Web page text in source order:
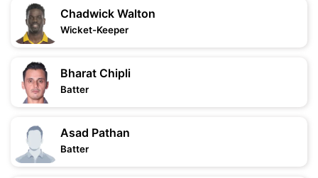
Chadwick Walton
Wicket-Keeper
Bharat Chipli
Batter
Asad Pathan
Batter